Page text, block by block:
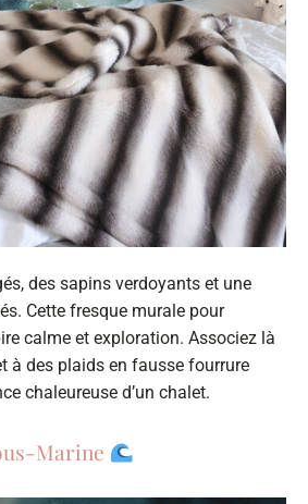
des sapins verdoyants et une
Cette fresque murale pour
calme et exploration. Associez là
à des plaids en fausse fourrure
chaleureuse d’un chalet.
Marine